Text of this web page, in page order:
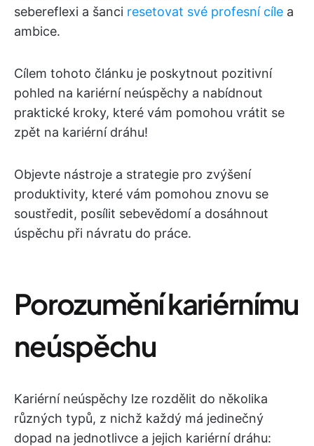
sebereflexi a šanci resetovat své profesní cíle a
ambice.
Cílem tohoto článku je poskytnout pozitivní
pohled na kariérní neúspěchy a nabídnout
praktické kroky, které vám pomohou vrátit se
zpět na kariérní dráhu!
Objevte nástroje a strategie pro zvýšení
produktivity, které vám pomohou znovu se
soustředit, posílit sebevědomí a dosáhnout
úspěchu při návratu do práce.
Porozumění kariérnímu
neúspěchu
Kariérní neúspěchy lze rozdělit do několika
různých typů, z nichž každý má jedinečný
dopad na jednotlivce a jejich kariérní dráhu: